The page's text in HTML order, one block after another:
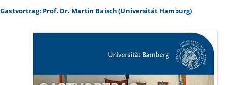
Gastvortrag: Prof. Dr. Martin Baisch (Universität Hamburg)